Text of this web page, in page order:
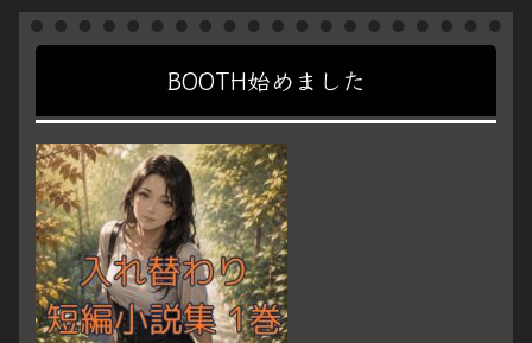
BOOTH始めました